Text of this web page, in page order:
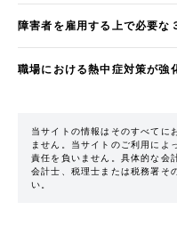
障害者を雇用する上で必要な
職場における熱中症対策が強
当サイトの情報はそのすべてに
ません。当サイトのご利用によ
責任を負いません。具体的な会
会計士、税理士または税務署そ
い。